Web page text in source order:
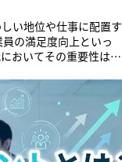
的に増加しています。
出状況まとめ（令和７
newpage_68794.html
原因 外国人とのコ
なる語学力の問題だけ
それは「言語の壁」
。 これらの原因を理
ります。 海外のバッ
を目指すには、これら
「言語の壁」による業
のが、日本語でのコ
一方で、現場での教育
を引き起こします。
取り上げます。 労働災
者の労働災害発生状
人と前年より約
場に限った話ではな
ています。 労働災害
でなく、企業にとって
まざまな悪影響をもた
ルールの伝達不備や
ります。 出典： 1：厚
い地位や仕事に配置す
の満足度向上といっ
おいてその重要性は増
人事施策の例まで、分
変え、社員の成長を最
す。サービスの詳細や